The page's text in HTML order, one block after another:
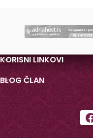
KORISNI LINKOVI
BLOG ČLAN